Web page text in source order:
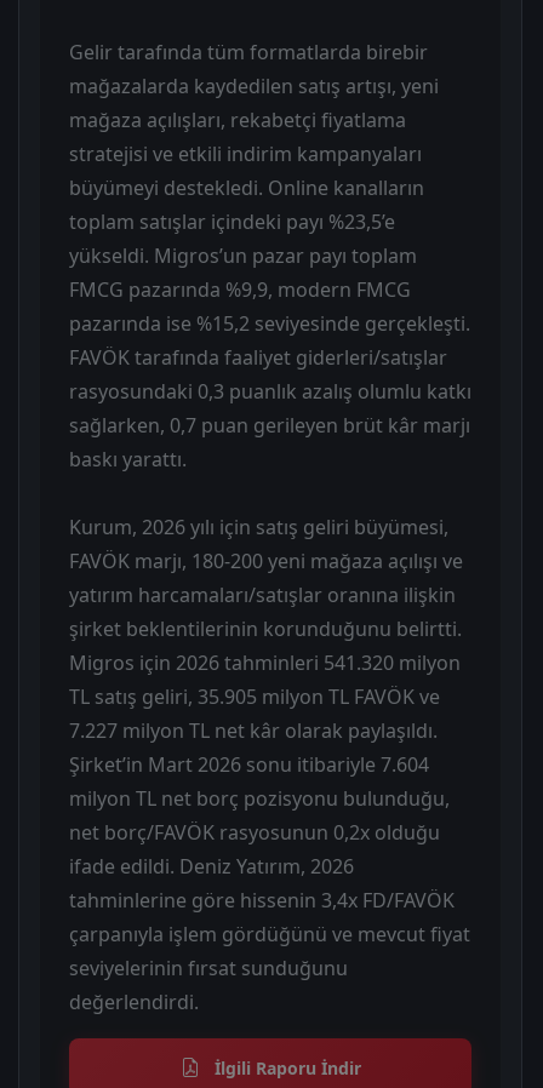
Gelir tarafında tüm formatlarda birebir
mağazalarda kaydedilen satış artışı, yeni
mağaza açılışları, rekabetçi fiyatlama
stratejisi ve etkili indirim kampanyaları
büyümeyi destekledi. Online kanalların
toplam satışlar içindeki payı %23,5’e
yükseldi. Migros’un pazar payı toplam
FMCG pazarında %9,9, modern FMCG
pazarında ise %15,2 seviyesinde gerçekleşti.
FAVÖK tarafında faaliyet giderleri/satışlar
rasyosundaki 0,3 puanlık azalış olumlu katkı
sağlarken, 0,7 puan gerileyen brüt kâr marjı
baskı yarattı.
Kurum, 2026 yılı için satış geliri büyümesi,
FAVÖK marjı, 180-200 yeni mağaza açılışı ve
yatırım harcamaları/satışlar oranına ilişkin
şirket beklentilerinin korunduğunu belirtti.
Migros için 2026 tahminleri 541.320 milyon
TL satış geliri, 35.905 milyon TL FAVÖK ve
7.227 milyon TL net kâr olarak paylaşıldı.
Şirket’in Mart 2026 sonu itibariyle 7.604
milyon TL net borç pozisyonu bulunduğu,
net borç/FAVÖK rasyosunun 0,2x olduğu
ifade edildi. Deniz Yatırım, 2026
tahminlerine göre hissenin 3,4x FD/FAVÖK
çarpanıyla işlem gördüğünü ve mevcut fiyat
seviyelerinin fırsat sunduğunu
değerlendirdi.
İlgili Raporu İndir